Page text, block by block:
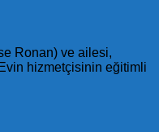
Ronan) ve ailesi,
hizmetçisinin eğitimli